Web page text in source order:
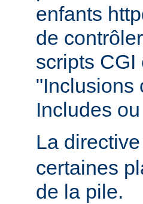
enfants
de
scripts CGI
"Inclusions
Includes
La directive
certaines
de la pile.